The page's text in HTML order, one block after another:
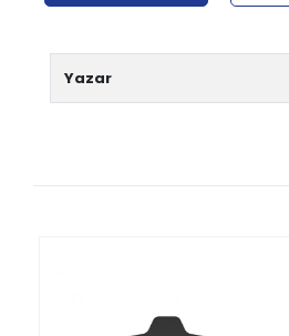
Yazar